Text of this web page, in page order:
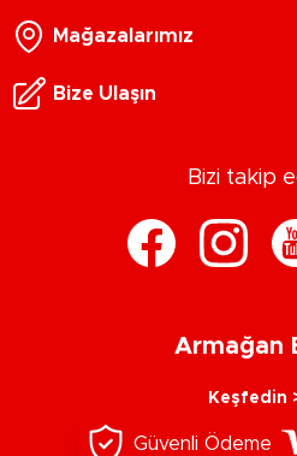
Mağazalarımız
Bize Ulaşın
Bizi takip
Armağan
Keşfedin
Güvenli Ödeme